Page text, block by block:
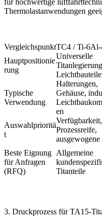
für hochwertige
Thermolastanwendungen
VergleichspunktTC4 / Ti-
Hauptpositionie
rung
Universelle
Leichtbauteile
Typische
Verwendung
Halterungen,
Gehäuse,
en
Auswahlprioritä
t
Verfügbarkeit,
Prozessreife,
Beste Eignung
für Anfragen
(RFQ)
Allgemeine
Titanteile
3. Druckprozess für TA15-